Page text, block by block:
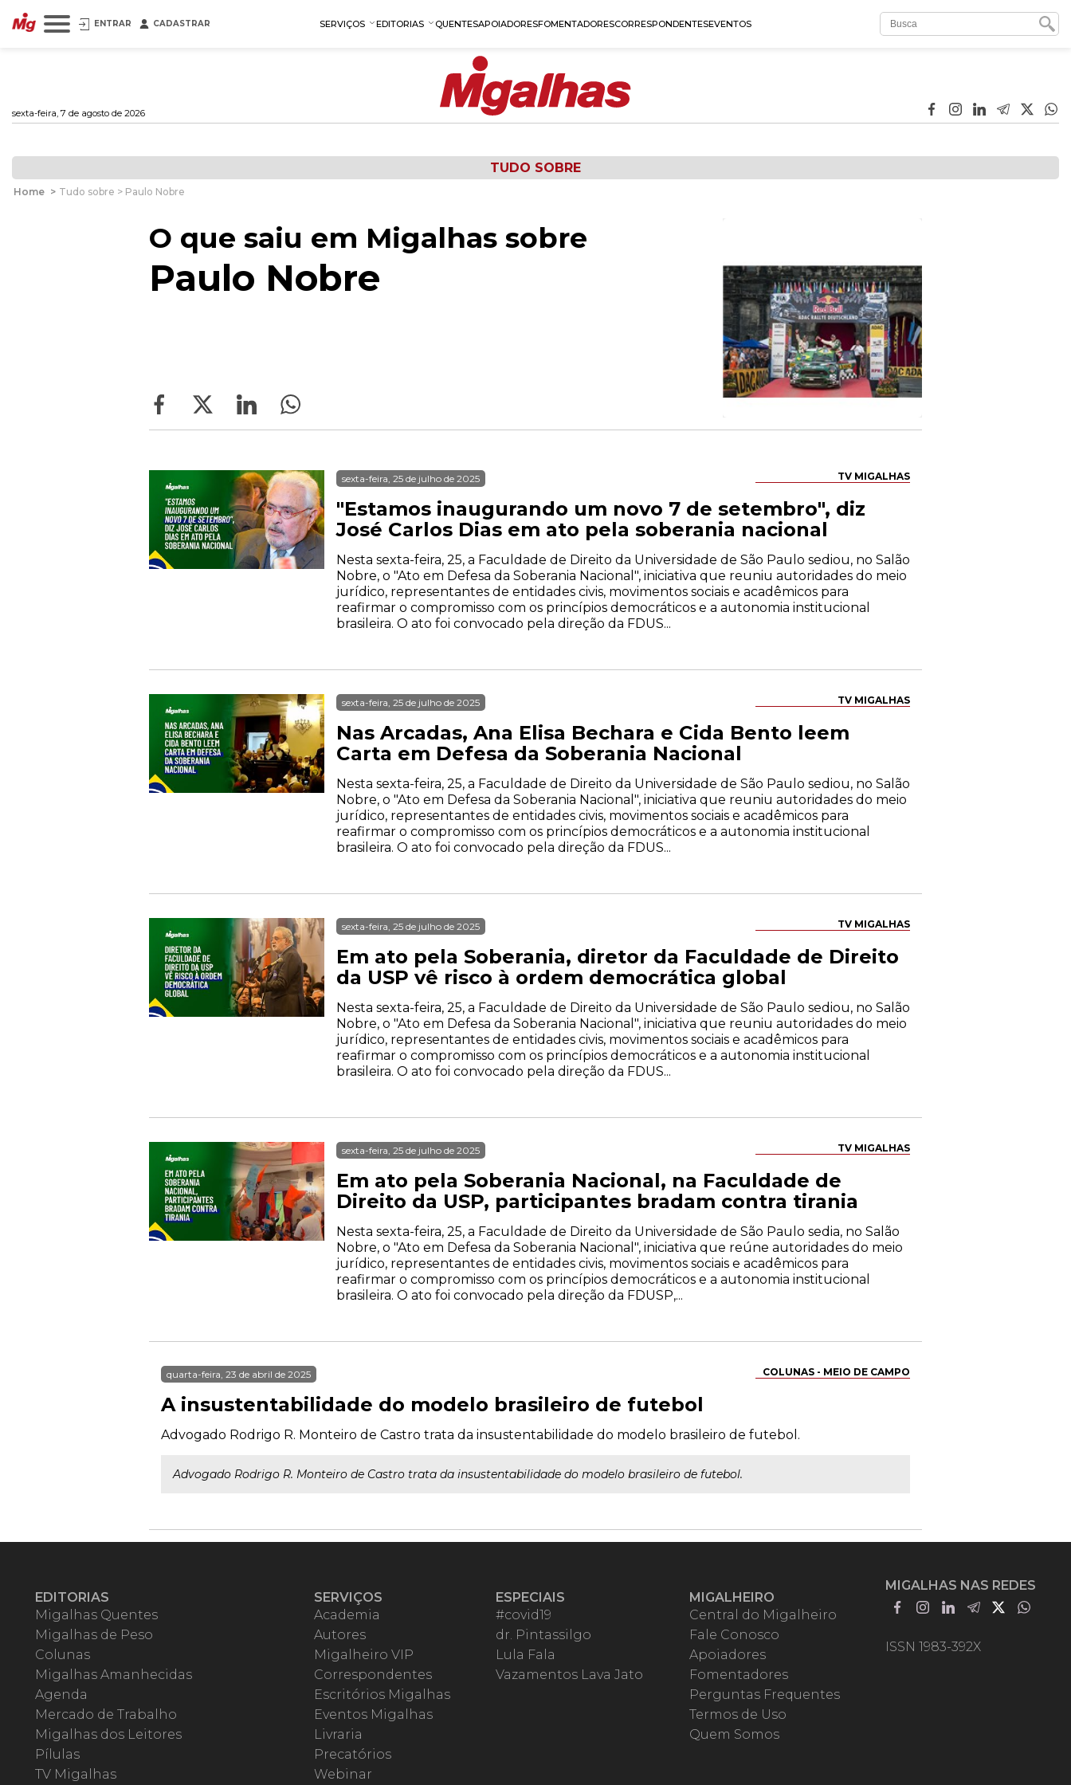
ENTRAR CADASTRAR SERVIÇOS EDITORIAS QUENTESAPOIADORESFOMENTADORESCORRESPONDENTESEVENTOS
sexta-feira, 7 de agosto de 2026
TUDO SOBRE
Home > Tudo sobre > Paulo Nobre
O que saiu em Migalhas sobre
Paulo Nobre
TV MIGALHAS
sexta-feira, 25 de julho de 2025
"Estamos inaugurando um novo 7 de setembro", diz
José Carlos Dias em ato pela soberania nacional
Nesta sexta-feira, 25, a Faculdade de Direito da Universidade de São Paulo sediou, no Salão
Nobre, o "Ato em Defesa da Soberania Nacional", iniciativa que reuniu autoridades do meio
jurídico, representantes de entidades civis, movimentos sociais e acadêmicos para
reafirmar o compromisso com os princípios democráticos e a autonomia institucional
brasileira. O ato foi convocado pela direção da FDUS...
TV MIGALHAS
sexta-feira, 25 de julho de 2025
Nas Arcadas, Ana Elisa Bechara e Cida Bento leem
Carta em Defesa da Soberania Nacional
Nesta sexta-feira, 25, a Faculdade de Direito da Universidade de São Paulo sediou, no Salão
Nobre, o "Ato em Defesa da Soberania Nacional", iniciativa que reuniu autoridades do meio
jurídico, representantes de entidades civis, movimentos sociais e acadêmicos para
reafirmar o compromisso com os princípios democráticos e a autonomia institucional
brasileira. O ato foi convocado pela direção da FDUS...
TV MIGALHAS
sexta-feira, 25 de julho de 2025
Em ato pela Soberania, diretor da Faculdade de Direito
da USP vê risco à ordem democrática global
Nesta sexta-feira, 25, a Faculdade de Direito da Universidade de São Paulo sediou, no Salão
Nobre, o "Ato em Defesa da Soberania Nacional", iniciativa que reuniu autoridades do meio
jurídico, representantes de entidades civis, movimentos sociais e acadêmicos para
reafirmar o compromisso com os princípios democráticos e a autonomia institucional
brasileira. O ato foi convocado pela direção da FDUS...
TV MIGALHAS
sexta-feira, 25 de julho de 2025
Em ato pela Soberania Nacional, na Faculdade de
Direito da USP, participantes bradam contra tirania
Nesta sexta-feira, 25, a Faculdade de Direito da Universidade de São Paulo sedia, no Salão
Nobre, o "Ato em Defesa da Soberania Nacional", iniciativa que reúne autoridades do meio
jurídico, representantes de entidades civis, movimentos sociais e acadêmicos para
reafirmar o compromisso com os princípios democráticos e a autonomia institucional
brasileira. O ato foi convocado pela direção da FDUSP,...
COLUNAS - MEIO DE CAMPO
quarta-feira, 23 de abril de 2025
A insustentabilidade do modelo brasileiro de futebol
Advogado Rodrigo R. Monteiro de Castro trata da insustentabilidade do modelo brasileiro de futebol.
Advogado Rodrigo R. Monteiro de Castro trata da insustentabilidade do modelo brasileiro de futebol.
EDITORIAS
Migalhas Quentes
Migalhas de Peso
Colunas
Migalhas Amanhecidas
Agenda
Mercado de Trabalho
Migalhas dos Leitores
Pílulas
TV Migalhas
SERVIÇOS
Academia
Autores
Migalheiro VIP
Correspondentes
Escritórios Migalhas
Eventos Migalhas
Livraria
Precatórios
Webinar
ESPECIAIS
#covid19
dr. Pintassilgo
Lula Fala
Vazamentos Lava Jato
MIGALHEIRO
Central do Migalheiro
Fale Conosco
Apoiadores
Fomentadores
Perguntas Frequentes
Termos de Uso
Quem Somos
MIGALHAS NAS REDES
ISSN 1983-392X